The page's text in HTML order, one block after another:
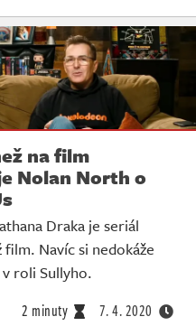
na film
Nolan North o
Draka je seriál
Navíc si nedokáže
roli Sullyho.
2 minuty 7. 4. 2020